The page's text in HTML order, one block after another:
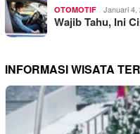
OTOMOTIF Januari 4,
Wajib Tahu, Ini
INFORMASI WISATA